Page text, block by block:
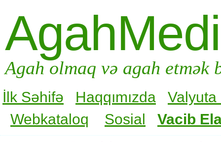
Agah olmaq və agah
İlk Səhifə Haqqımızda
Valyuta
Webkataloq
Sosial Vacib